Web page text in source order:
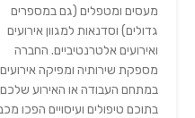
מעסים ומטפלים (גם במספרים
גדולים) וסדנאות למגוון אירועים
ואירועים אלטרנטיביים. החברה
מספקת שירותיה ומפיקה
במתחם העבודה או האירוע
בתוכם טיפולים ועיסויים הפכו